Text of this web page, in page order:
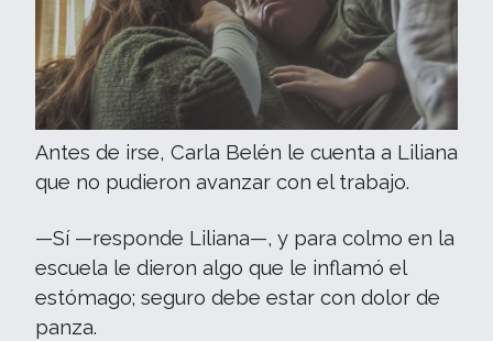
Antes de irse, Carla Belén le cuenta a Liliana
que no pudieron avanzar con el trabajo.
—Sí —responde Liliana—, y para colmo en la
escuela le dieron algo que le inflamó el
estómago; seguro debe estar con dolor de
panza.